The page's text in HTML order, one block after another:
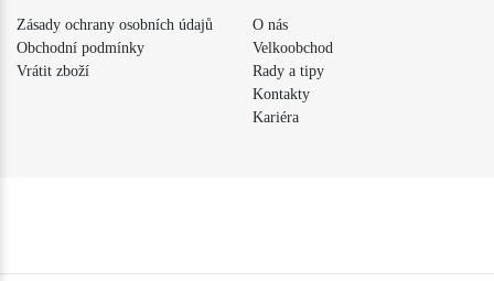
Zásady ochrany osobních údajů
Obchodní podmínky
Vrátit zboží
O nás
Velkoobchod
Rady a tipy
Kontakty
Kariéra